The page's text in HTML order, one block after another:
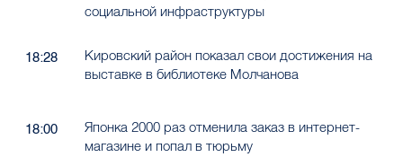
социальной инфраструктуры
18:28
Кировский район показал свои достижения на
выставке в библиотеке Молчанова
18:00
Японка 2000 раз отменила заказ в интернет-
магазине и попал в тюрьму